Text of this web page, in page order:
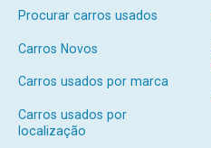
Procurar carros usados
Carros Novos
Carros usados por marca
Carros usados por
localização